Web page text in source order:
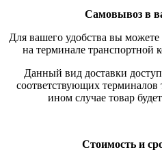
Самовывоз в
Для вашего удобства вы можете
на терминале транспортной
Данный вид доставки
соответствующих
ином случае товар
Стоимость и